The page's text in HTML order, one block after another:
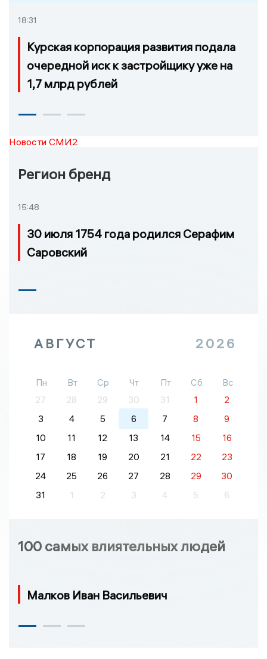
18:31
Курская корпорация развития подала
очередной иск к застройщику уже на
1,7 млрд рублей
Новости СМИ2
Регион бренд
15:48
30 июля 1754 года родился Серафим
Саровский
АВГУСТ 2026
Пн Вт Ср Чт Пт Сб
Вс
27
28 29 30 31 1
2
3
4 5 6 7 8
9
10
11 12 13 14 15
16
17
18 19 20 21 22
23
24
25 26 27 28 29
30
31
1 2 3 4 5 6
100 самых влиятельных людей
Малков Иван Васильевич